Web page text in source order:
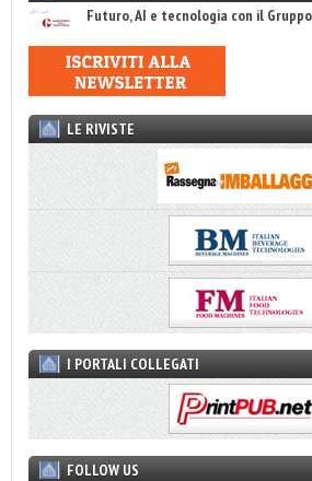
Futuro, AI e tecnologia con il
LE RIVISTE
I PORTALI COLLEGATI
FOLLOW US